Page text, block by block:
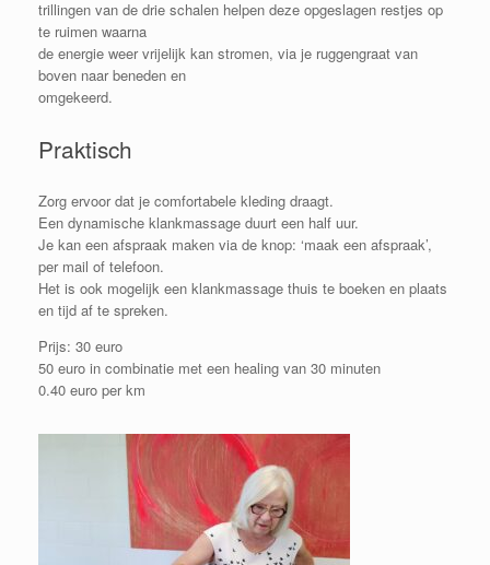
trillingen van de drie schalen helpen deze opgeslagen restjes op
te ruimen waarna
de energie weer vrijelijk kan stromen, via je ruggengraat van
boven naar beneden en
omgekeerd.
Praktisch
Zorg ervoor dat je comfortabele kleding draagt.
Een dynamische klankmassage duurt een half uur.
Je kan een afspraak maken via de knop: ‘maak een afspraak’,
per mail of telefoon.
Het is ook mogelijk een klankmassage thuis te boeken en plaats
en tijd af te spreken.
Prijs: 30 euro
50 euro in combinatie met een healing van 30 minuten
0.40 euro per km